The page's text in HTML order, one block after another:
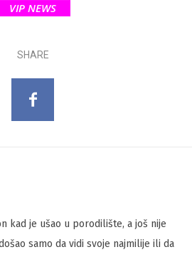
VIP NEWS
SHARE
kad je ušao u porodilište, a još nije
samo da vidi svoje najmilije ili da